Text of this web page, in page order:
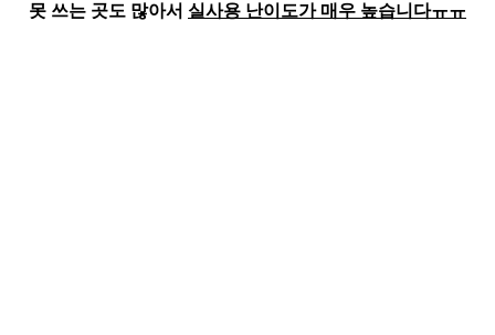
못 쓰는 곳도 많아서 실사용 난이도가 매우 높습니다ㅠㅠ